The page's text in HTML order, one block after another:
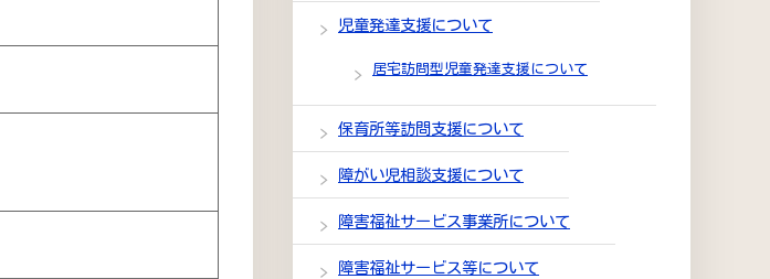
児童発達支援について
居宅訪問型児童発達支援について
保育所等訪問支援について
障がい児相談支援について
障害福祉サービス事業所について
障害福祉サービス等について